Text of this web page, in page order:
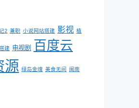
2 兼职 小说网站搭建 影视 植
建 电视剧 百度云
源 绿岛金魂 美食无间 闽南